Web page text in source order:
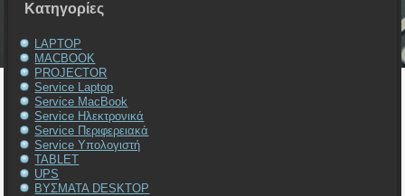
Kατηγορίες
LAPTOP
MACBOOK
PROJECTOR
Service Laptop
Service MacBook
Service Ηλεκτρονικά
Service Περιφερειακά
Service Υπολογιστή
TABLET
UPS
ΒΥΣΜΑΤΑ DESKTOP